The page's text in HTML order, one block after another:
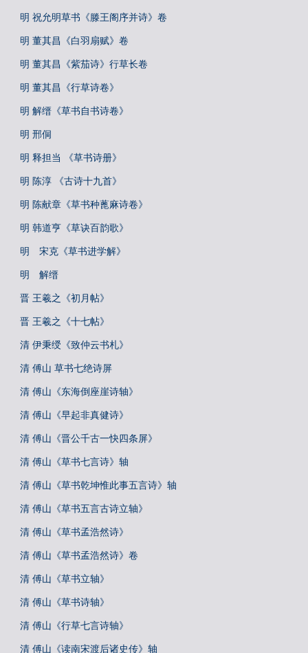
明 祝允明草书《滕王阁序并诗》卷
明 董其昌《白羽扇赋》卷
明 董其昌《紫茄诗》行草长卷
明 董其昌《行草诗卷》
明 解缙《草书自书诗卷》
明 邢侗
明 释担当 《草书诗册》
明 陈淳 《古诗十九首》
明 陈献章《草书种蓖麻诗卷》
明 韩道亨《草诀百韵歌》
明 宋克《草书进学解》
明 解缙
晋 王羲之《初月帖》
晋 王羲之《十七帖》
清 伊秉绶《致仲云书札》
清 傅山 草书七绝诗屏
清 傅山《东海倒座崖诗轴》
清 傅山《早起非真健诗》
清 傅山《晋公千古一快四条屏》
清 傅山《草书七言诗》轴
清 傅山《草书乾坤惟此事五言诗》轴
清 傅山《草书五言古诗立轴》
清 傅山《草书孟浩然诗》
清 傅山《草书孟浩然诗》卷
清 傅山《草书立轴》
清 傅山《草书诗轴》
清 傅山《行草七言诗轴》
清 傅山《读南宋渡后诸史传》轴